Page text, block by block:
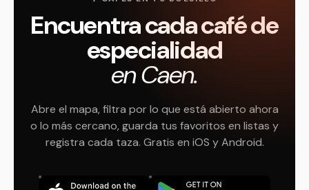
Encuentra cada café de
especialidad
en Caen.
Abre el mapa, filtra por lo que está abierto ahora
o lo más cercano, guarda tus favoritos en listas y
registra cada taza. Gratis en iOS y Android.